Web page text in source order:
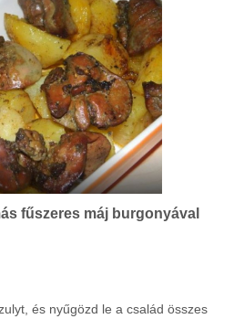
fűszeres máj burgonyával